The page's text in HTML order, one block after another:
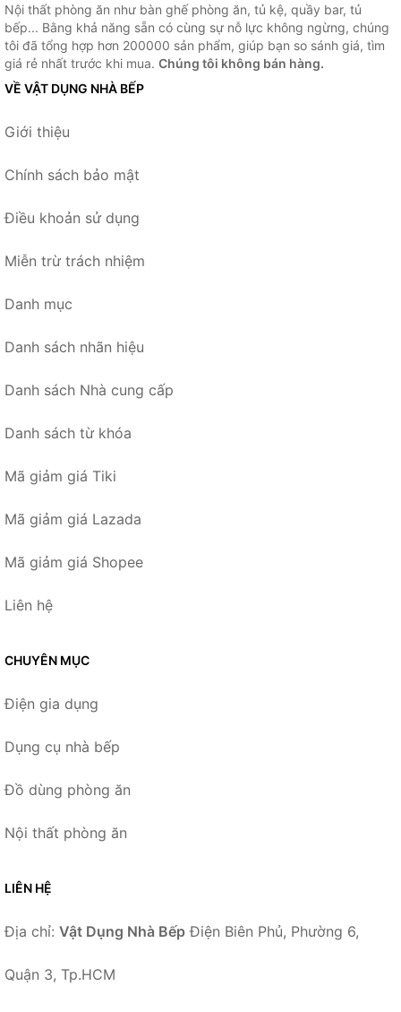
Nội thất phòng ăn như bàn ghế phòng ăn, tủ kệ, quầy bar, tủ
bếp... Bằng khả năng sẵn có cùng sự nỗ lực không ngừng, chúng
tôi đã tổng hợp hơn 200000 sản phẩm, giúp bạn so sánh giá, tìm
giá rẻ nhất trước khi mua. Chúng tôi không bán hàng.
VỀ VẬT DỤNG NHÀ BẾP
Giới thiệu
Chính sách bảo mật
Điều khoản sử dụng
Miễn trừ trách nhiệm
Danh mục
Danh sách nhãn hiệu
Danh sách Nhà cung cấp
Danh sách từ khóa
Mã giảm giá Tiki
Mã giảm giá Lazada
Mã giảm giá Shopee
Liên hệ
CHUYÊN MỤC
Điện gia dụng
Dụng cụ nhà bếp
Đồ dùng phòng ăn
Nội thất phòng ăn
LIÊN HỆ
Địa chỉ: Vật Dụng Nhà Bếp Điện Biên Phủ, Phường 6,
Quận 3, Tp.HCM